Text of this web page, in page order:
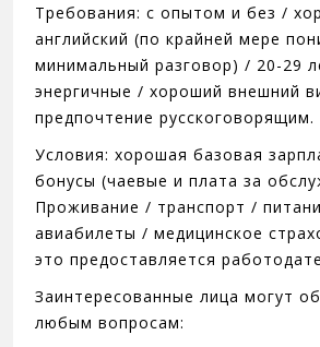
Требования: с опытoм и без /
английский (по крайней мере
минимальный разговор) / 20-29
энергичныe / хороший внешний
предпочтение русскоговорящим.
Условия: хорошая базовая
бонусы (чаевые и плата за
Проживание / транспорт /
авиабилеты / медицинское
это предоставляется
Заинтересованные лица могут
любым вопросам: